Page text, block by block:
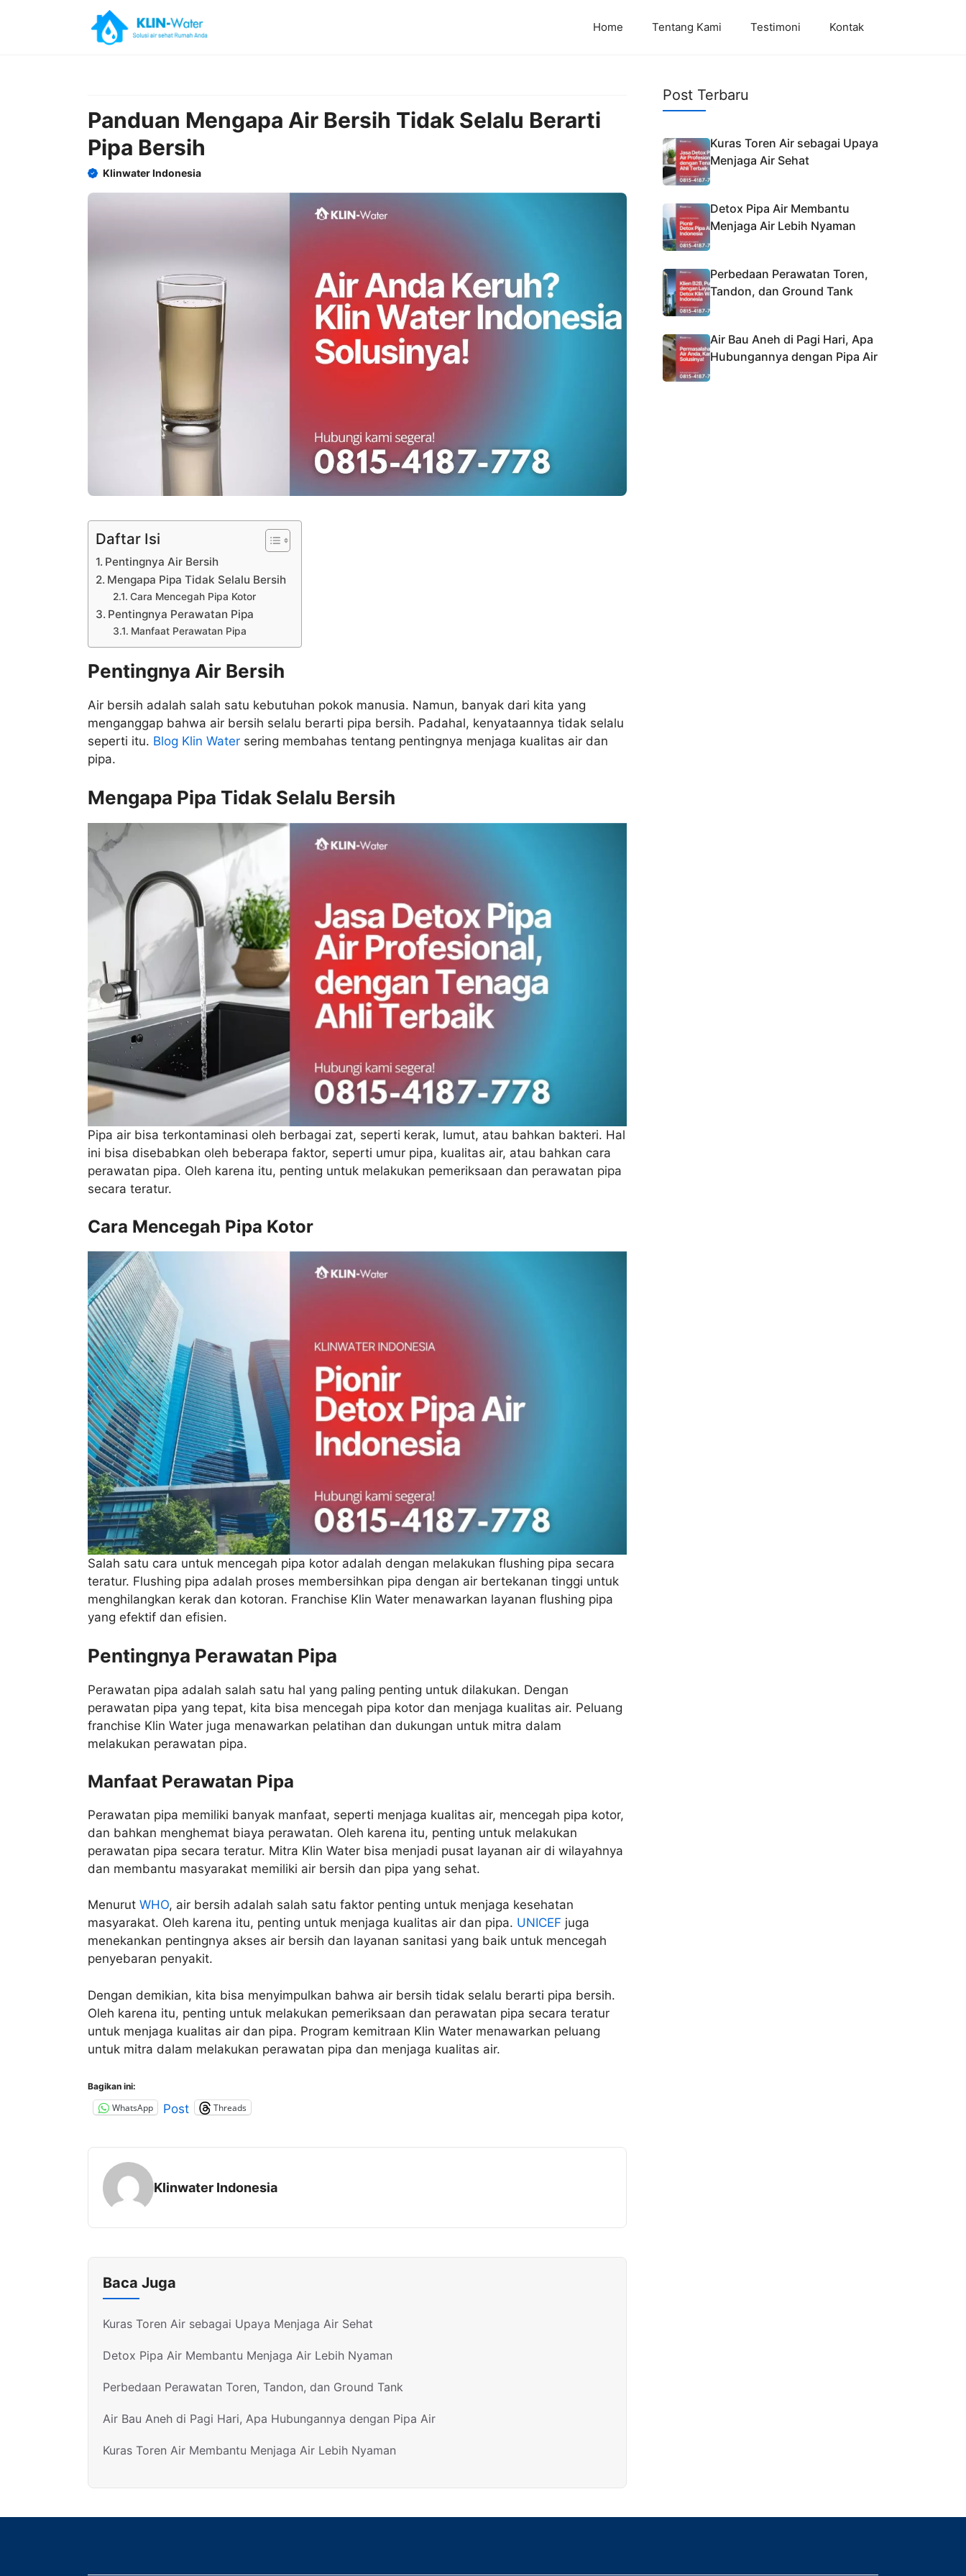
Home Tentang Kami Testimoni Kontak
Panduan Mengapa Air Bersih Tidak Selalu Berarti
Pipa Bersih
Klinwater Indonesia
Daftar Isi
Pentingnya Air Bersih
Mengapa Pipa Tidak Selalu Bersih
Cara Mencegah Pipa Kotor
Pentingnya Perawatan Pipa
Manfaat Perawatan Pipa
Pentingnya Air Bersih
Air bersih adalah salah satu kebutuhan pokok manusia. Namun, banyak dari kita yang
menganggap bahwa air bersih selalu berarti pipa bersih. Padahal, kenyataannya tidak selalu
seperti itu. Blog Klin Water sering membahas tentang pentingnya menjaga kualitas air dan
pipa.
Mengapa Pipa Tidak Selalu Bersih
Pipa air bisa terkontaminasi oleh berbagai zat, seperti kerak, lumut, atau bahkan bakteri. Hal
ini bisa disebabkan oleh beberapa faktor, seperti umur pipa, kualitas air, atau bahkan cara
perawatan pipa. Oleh karena itu, penting untuk melakukan pemeriksaan dan perawatan pipa
secara teratur.
Cara Mencegah Pipa Kotor
Salah satu cara untuk mencegah pipa kotor adalah dengan melakukan flushing pipa secara
teratur. Flushing pipa adalah proses membersihkan pipa dengan air bertekanan tinggi untuk
menghilangkan kerak dan kotoran. Franchise Klin Water menawarkan layanan flushing pipa
yang efektif dan efisien.
Pentingnya Perawatan Pipa
Perawatan pipa adalah salah satu hal yang paling penting untuk dilakukan. Dengan
perawatan pipa yang tepat, kita bisa mencegah pipa kotor dan menjaga kualitas air. Peluang
franchise Klin Water juga menawarkan pelatihan dan dukungan untuk mitra dalam
melakukan perawatan pipa.
Manfaat Perawatan Pipa
Perawatan pipa memiliki banyak manfaat, seperti menjaga kualitas air, mencegah pipa kotor,
dan bahkan menghemat biaya perawatan. Oleh karena itu, penting untuk melakukan
perawatan pipa secara teratur. Mitra Klin Water bisa menjadi pusat layanan air di wilayahnya
dan membantu masyarakat memiliki air bersih dan pipa yang sehat.
Menurut WHO, air bersih adalah salah satu faktor penting untuk menjaga kesehatan
masyarakat. Oleh karena itu, penting untuk menjaga kualitas air dan pipa. UNICEF juga
menekankan pentingnya akses air bersih dan layanan sanitasi yang baik untuk mencegah
penyebaran penyakit.
Dengan demikian, kita bisa menyimpulkan bahwa air bersih tidak selalu berarti pipa bersih.
Oleh karena itu, penting untuk melakukan pemeriksaan dan perawatan pipa secara teratur
untuk menjaga kualitas air dan pipa. Program kemitraan Klin Water menawarkan peluang
untuk mitra dalam melakukan perawatan pipa dan menjaga kualitas air.
Bagikan ini:
WhatsApp Post Threads
Klinwater Indonesia
Baca Juga
Kuras Toren Air sebagai Upaya Menjaga Air Sehat
Detox Pipa Air Membantu Menjaga Air Lebih Nyaman
Perbedaan Perawatan Toren, Tandon, dan Ground Tank
Air Bau Aneh di Pagi Hari, Apa Hubungannya dengan Pipa Air
Kuras Toren Air Membantu Menjaga Air Lebih Nyaman
Post Terbaru
Kuras Toren Air sebagai Upaya
Menjaga Air Sehat
Detox Pipa Air Membantu
Menjaga Air Lebih Nyaman
Perbedaan Perawatan Toren,
Tandon, dan Ground Tank
Air Bau Aneh di Pagi Hari, Apa
Hubungannya dengan Pipa Air